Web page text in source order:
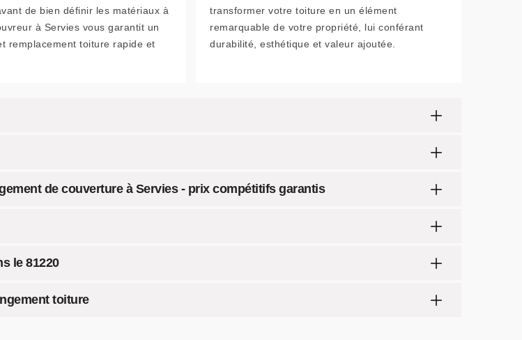
de bien définir les matériaux à
à Servies vous garantit un
remplacement toiture rapide et
transformer votre toiture en un élément
remarquable de votre propriété, lui conférant
durabilité, esthétique et valeur ajoutée.
de couverture à Servies - prix compétitifs garantis
le 81220
toiture